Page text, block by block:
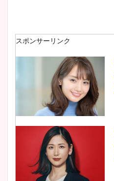
スポンサーリンク